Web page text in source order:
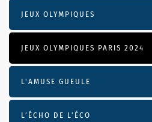
JEUX OLYMPIQUES
JEUX OLYMPIQUES PARIS 2024
L'AMUSE GUEULE
L’ÉCHO DE L’ÉCO